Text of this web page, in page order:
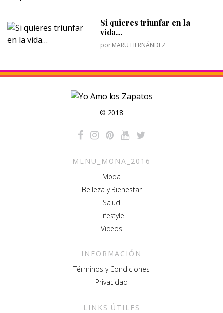
Si quieres triunfar en la
vida…
por MARU HERNÁNDEZ
© 2018
MENU_MONA_2016
Moda
Belleza y Bienestar
Salud
Lifestyle
Videos
INFORMACIÓN
Términos y Condiciones
Privacidad
LINKS ÚTILES